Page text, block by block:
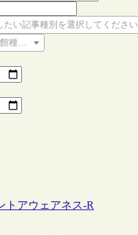
たい記事種別を選択してください
種を選択してください
トアウェアネス-R